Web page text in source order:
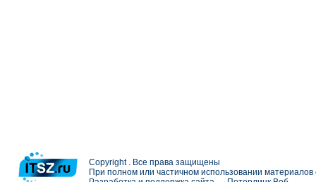
Copyright . Все права защищены
При полном или частичном использовании